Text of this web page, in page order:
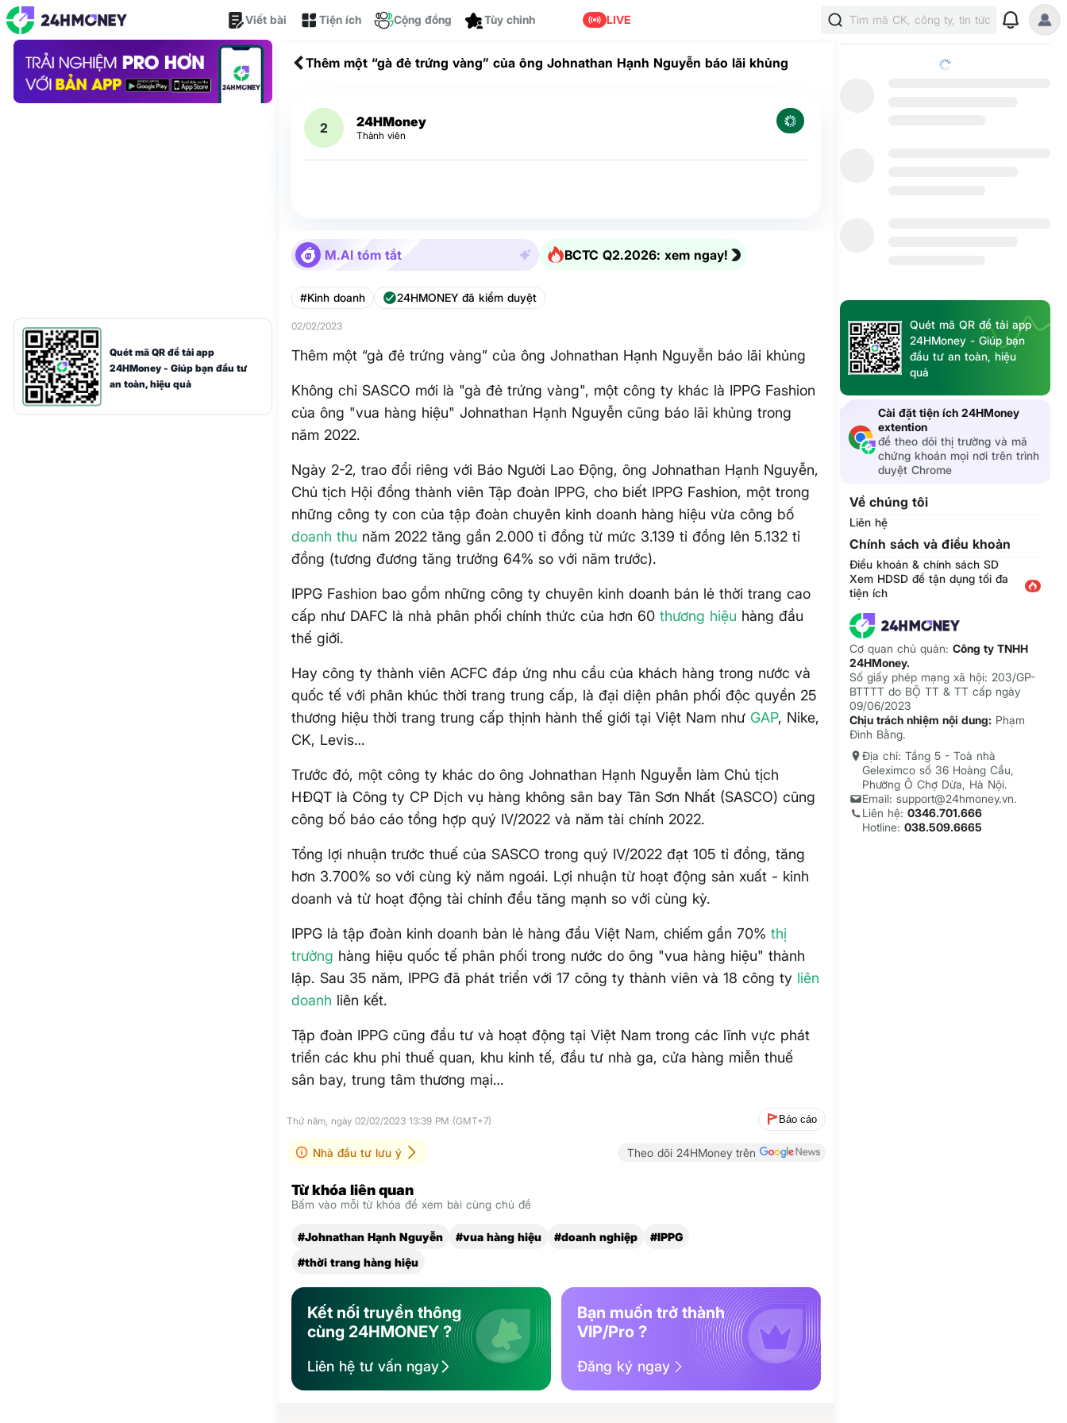
Viết bài Tiện ích Cộng đồng Tùy chỉnh LIVE Tìm mã CK, công ty, tin tức
Quét mã QR để tải app
24HMoney - Giúp bạn đầu tư
an toàn, hiệu quả
Thêm một “gà đẻ trứng vàng” của ông Johnathan Hạnh Nguyễn báo lãi khủng
2 24HMoney
Thành viên
M.AI tóm tắt BCTC Q2.2026: xem ngay!
#Kinh doanh 24HMONEY đã kiểm duyệt
02/02/2023
Thêm một “gà đẻ trứng vàng” của ông Johnathan Hạnh Nguyễn báo lãi khủng
Không chỉ SASCO mới là "gà đẻ trứng vàng", một công ty khác là IPPG Fashion
của ông "vua hàng hiệu" Johnathan Hạnh Nguyễn cũng báo lãi khủng trong
năm 2022.
Ngày 2-2, trao đổi riêng với Báo Người Lao Động, ông Johnathan Hạnh Nguyễn,
Chủ tịch Hội đồng thành viên Tập đoàn IPPG, cho biết IPPG Fashion, một trong
những công ty con của tập đoàn chuyên kinh doanh hàng hiệu vừa công bố
doanh thu năm 2022 tăng gần 2.000 tỉ đồng từ mức 3.139 tỉ đồng lên 5.132 tỉ
đồng (tương đương tăng trưởng 64% so với năm trước).
IPPG Fashion bao gồm những công ty chuyên kinh doanh bán lẻ thời trang cao
cấp như DAFC là nhà phân phối chính thức của hơn 60thương hiệu hàng đầu
thế giới.
Hay công ty thành viên ACFC đáp ứng nhu cầu của khách hàng trong nước và
quốc tế với phân khúc thời trang trung cấp, là đại diện phân phối độc quyền 25
thương hiệu thời trang trung cấp thịnh hành thế giới tại Việt Nam như GAP, Nike,
CK, Levis…
Trước đó, một công ty khác do ông Johnathan Hạnh Nguyễn làm Chủ tịch
HĐQT là Công ty CP Dịch vụ hàng không sân bay Tân Sơn Nhất (SASCO) cũng
công bố báo cáo tổng hợp quý IV/2022 và năm tài chính 2022.
Tổng lợi nhuận trước thuế của SASCO trong quý IV/2022 đạt 105 tỉ đồng, tăng
hơn 3.700% so với cùng kỳ năm ngoái. Lợi nhuận từ hoạt động sản xuất - kinh
doanh và từ hoạt động tài chính đều tăng mạnh so với cùng kỳ.
IPPG là tập đoàn kinh doanh bản lẻ hàng đầu Việt Nam, chiếm gần 70%thị
trường hàng hiệu quốc tế phân phối trong nước do ông "vua hàng hiệu" thành
lập. Sau 35 năm, IPPG đã phát triển với 17 công ty thành viên và 18 công ty liên
doanh liên kết.
Tập đoàn IPPG cũng đầu tư và hoạt động tại Việt Nam trong các lĩnh vực phát
triển các khu phi thuế quan, khu kinh tế, đầu tư nhà ga, cửa hàng miễn thuế
sân bay, trung tâm thương mại…
Thứ năm, ngày 02/02/2023 13:39 PM (GMT+7) Báo cáo
Nhà đầu tư lưu ý Theo dõi 24HMoney trên
Từ khóa liên quan
Bấm vào mỗi từ khóa để xem bài cùng chủ đề
#Johnathan Hạnh Nguyễn #vua hàng hiệu #doanh nghiệp
#IPPG
#thời trang hàng hiệu
Kết nối truyền thông
cùng 24HMONEY ?
Liên hệ tư vấn ngay
Bạn muốn trở thành
VIP/Pro ?
Đăng ký ngay
Quét mã QR để tải app
24HMoney - Giúp bạn
đầu tư an toàn, hiệu
quả
Cài đặt tiện ích 24HMoney
extention
để theo dõi thị trường và mã
chứng khoán mọi nơi trên trình
duyệt Chrome
Về chúng tôi
Liên hệ
Chính sách và điều khoản
Điều khoản & chính sách SD
Xem HDSD để tận dụng tối đa
tiện ích
Cơ quan chủ quản:Công ty TNHH
24HMoney.
Số giấy phép mạng xã hội: 203/GP-
BTTTT do BỘ TT & TT cấp ngày
09/06/2023
Chịu trách nhiệm nội dung: Phạm
Đình Bằng.
Địa chỉ: Tầng 5 - Toà nhà
Geleximco số 36 Hoàng Cầu,
Phường Ô Chợ Dừa, Hà Nội.
Email: support@24hmoney.vn.
Liên hệ:0346.701.666
Hotline:038.509.6665